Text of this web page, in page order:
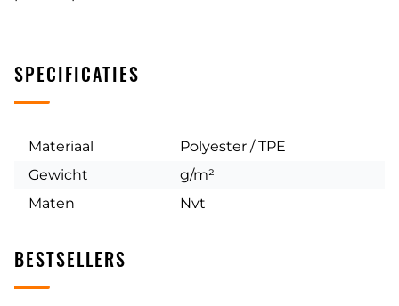
SPECIFICATIES
Materiaal
Polyester / TPE
Gewicht
g/m²
Maten
Nvt
BESTSELLERS